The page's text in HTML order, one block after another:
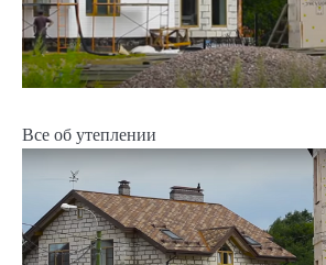
Все об утеплении